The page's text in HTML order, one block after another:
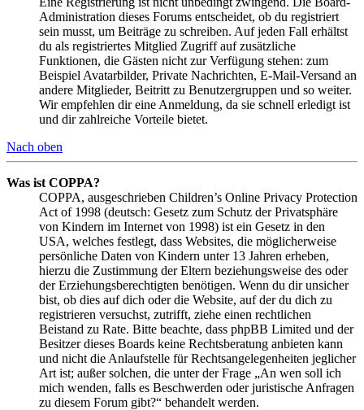
Administration dieses Forums entscheidet, ob du registriert
sein musst, um Beiträge zu schreiben. Auf jeden Fall erhältst
du als registriertes Mitglied Zugriff auf zusätzliche
Funktionen, die Gästen nicht zur Verfügung stehen: zum
Beispiel Avatarbilder, Private Nachrichten, E-Mail-Versand an
andere Mitglieder, Beitritt zu Benutzergruppen und so weiter.
Wir empfehlen dir eine Anmeldung, da sie schnell erledigt ist
und dir zahlreiche Vorteile bietet.
Nach oben
Was ist COPPA?
COPPA, ausgeschrieben Children’s Online Privacy Protection
Act of 1998 (deutsch: Gesetz zum Schutz der Privatsphäre
von Kindern im Internet von 1998) ist ein Gesetz in den
USA, welches festlegt, dass Websites, die möglicherweise
persönliche Daten von Kindern unter 13 Jahren erheben,
hierzu die Zustimmung der Eltern beziehungsweise des oder
der Erziehungsberechtigten benötigen. Wenn du dir unsicher
bist, ob dies auf dich oder die Website, auf der du dich zu
registrieren versuchst, zutrifft, ziehe einen rechtlichen
Beistand zu Rate. Bitte beachte, dass phpBB Limited und der
Besitzer dieses Boards keine Rechtsberatung anbieten kann
und nicht die Anlaufstelle für Rechtsangelegenheiten jeglicher
Art ist; außer solchen, die unter der Frage „An wen soll ich
mich wenden, falls es Beschwerden oder juristische Anfragen
zu diesem Forum gibt?“ behandelt werden.